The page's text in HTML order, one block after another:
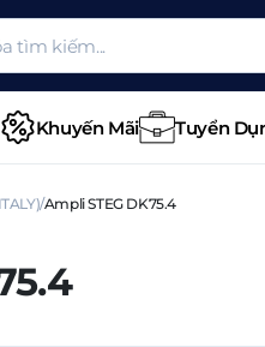
Khuyến Mãi Tuyển
Ampli STEG DK75.4